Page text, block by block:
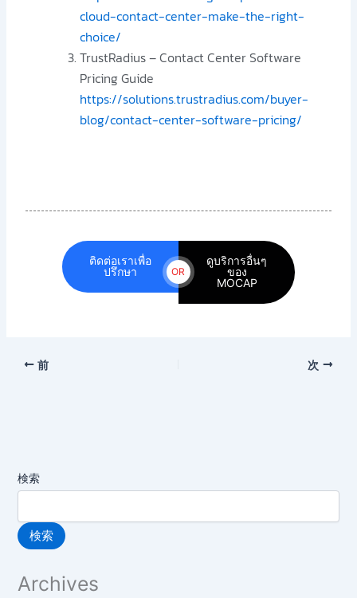
cloud-contact-center-make-the-right-
choice/
TrustRadius – Contact Center Software
Pricing Guide
https://solutions.trustradius.com/buyer-
blog/contact-center-software-pricing/
ติดต่อเราเพื่อ
ปรึกษา
OR
ดูบริการอื่นๆ
ของ
MOCAP
前 次
検索
検索
Archives